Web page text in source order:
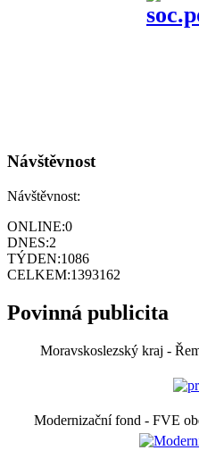
Návštěvnost
Návštěvnost:
ONLINE:0
DNES:2
TÝDEN:1086
CELKEM:1393162
Povinná publicita
Moravskoslezský kraj -
Modernizační fond - FVE